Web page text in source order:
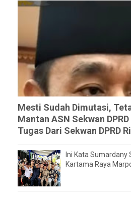
Mesti Sudah Dimutasi,
Mantan ASN Sekwan
Tugas Dari Sekwan DPRD
Ini Kata
Kartama Raya